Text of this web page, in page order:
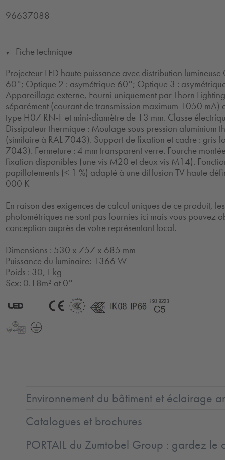
96637088
▼
Fiche technique
Projecteur LED haute puissance avec distribution
60°; Optique 2 : asymétrique 60°; Optique 3 :
Appareillage externe, Fourni uniquement par Thorn
séparément (courant de transmission maximum 1050 mA)
type H07 RN-F et mini-diamètre de 13 mm. Classe
Dissipateur thermique : Moulage sous pression aluminium
(similaire à RAL 7043). Support de fixation et cadre : gris
7043). Fermeture : 4 mm transparent verre. Fourche
fixation disponibles (une vis M20 et deux vis M14).
papillotements (< 1 %) adapté à une diffusion TV haute
000 K
En raison des exigences de calcul uniques de ce produit,
photométriques ne sont pas fournies ici mais vous pouvez
conception auprès de votre représentant local.
Dimensions : 530 x 757 x 685 mm
Puissance du luminaire: 1366 W
Poids : 30,1 kg
Scx: 0.18m² at 0°
Environnement du bâtiment et éclairage
Catalogues et brochures
PORTAIL du Zumtobel Group : gardez le